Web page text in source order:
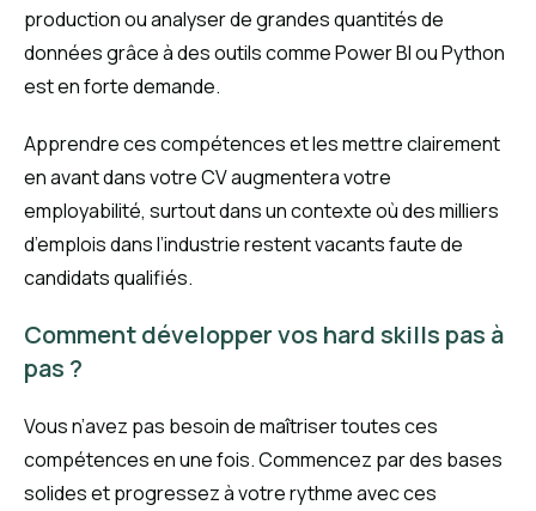
production ou analyser de grandes quantités de
données grâce à des outils comme Power BI ou Python
est en forte demande.
Apprendre ces compétences et les mettre clairement
en avant dans votre CV augmentera votre
employabilité, surtout dans un contexte où des milliers
d’emplois dans l’industrie restent vacants faute de
candidats qualifiés.
Comment développer vos hard skills pas à
pas ?
Vous n’avez pas besoin de maîtriser toutes ces
compétences en une fois. Commencez par des bases
solides et progressez à votre rythme avec ces